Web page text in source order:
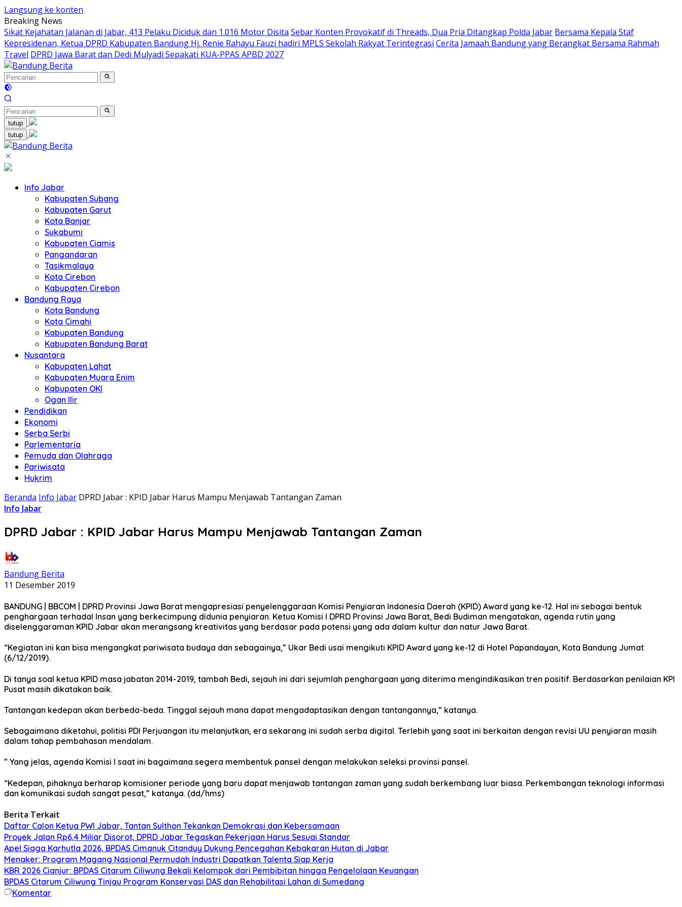
Langsung ke konten
Breaking News
Sikat Kejahatan Jalanan di Jabar, 413 Pelaku Diciduk dan 1.016 Motor Disita Sebar Konten Provokatif di Threads, Dua Pria Ditangkap Polda Jabar Bersama Kepala Staf
Kepresidenan, Ketua DPRD Kabupaten Bandung Hj. Renie Rahayu Fauzi hadiri MPLS Sekolah Rakyat Terintegrasi Cerita Jamaah Bandung yang Berangkat Bersama Rahmah
Travel DPRD Jawa Barat dan Dedi Mulyadi Sepakati KUA-PPAS APBD 2027
tutup
tutup
Info Jabar
Kabupaten Subang
Kabupaten Garut
Kota Banjar
Sukabumi
Kabupaten Ciamis
Pangandaran
Tasikmalaya
Kota Cirebon
Kabupaten Cirebon
Bandung Raya
Kota Bandung
Kota Cimahi
Kabupaten Bandung
Kabupaten Bandung Barat
Nusantara
Kabupaten Lahat
Kabupaten Muara Enim
Kabupaten OKI
Ogan Ilir
Pendidikan
Ekonomi
Serba Serbi
Parlementaria
Pemuda dan Olahraga
Pariwisata
Hukrim
Beranda Info Jabar DPRD Jabar : KPID Jabar Harus Mampu Menjawab Tantangan Zaman
Info Jabar
DPRD Jabar : KPID Jabar Harus Mampu Menjawab Tantangan Zaman
Bandung Berita
11 Desember 2019
BANDUNG | BBCOM | DPRD Provinsi Jawa Barat mengapresiasi penyelenggaraan Komisi Penyiaran Indonesia Daerah (KPID) Award yang ke-12. Hal ini sebagai bentuk
penghargaan terhadal Insan yang berkecimpung didunia penyiaran. Ketua Komisi I DPRD Provinsi Jawa Barat, Bedi Budiman mengatakan, agenda rutin yang
diselenggaraman KPID Jabar akan merangsang kreativitas yang berdasar pada potensi yang ada dalam kultur dan natur Jawa Barat.
“Kegiatan ini kan bisa mengangkat pariwisata budaya dan sebagainya,” Ukar Bedi usai mengikuti KPID Award yang ke-12 di Hotel Papandayan, Kota Bandung Jumat
(6/12/2019).
Di tanya soal ketua KPID masa jabatan 2014-2019, tambah Bedi, sejauh ini dari sejumlah penghargaan yang diterima mengindikasikan tren positif. Berdasarkan penilaian KPI
Pusat masih dikatakan baik.
Tantangan kedepan akan berbeda-beda. Tinggal sejauh mana dapat mengadaptasikan dengan tantangannya,” katanya.
Sebagaimana diketahui, politisi PDI Perjuangan itu melanjutkan, era sekarang ini sudah serba digital. Terlebih yang saat ini berkaitan dengan revisi UU penyiaran masih
dalam tahap pembahasan mendalam.
” Yang jelas, agenda Komisi I saat ini bagaimana segera membentuk pansel dengan melakukan seleksi provinsi pansel.
“Kedepan, pihaknya berharap komisioner periode yang baru dapat menjawab tantangan zaman yang sudah berkembang luar biasa. Perkembangan teknologi informasi
dan komunikasi sudah sangat pesat,” katanya. (dd/hms)
Berita Terkait
Daftar Calon Ketua PWI Jabar, Tantan Sulthon Tekankan Demokrasi dan Kebersamaan
Proyek Jalan Rp6,4 Miliar Disorot, DPRD Jabar Tegaskan Pekerjaan Harus Sesuai Standar
Apel Siaga Karhutla 2026, BPDAS Cimanuk Citanduy Dukung Pencegahan Kebakaran Hutan di Jabar
Menaker: Program Magang Nasional Permudah Industri Dapatkan Talenta Siap Kerja
KBR 2026 Cianjur: BPDAS Citarum Ciliwung Bekali Kelompok dari Pembibitan hingga Pengelolaan Keuangan
BPDAS Citarum Ciliwung Tinjau Program Konservasi DAS dan Rehabilitasi Lahan di Sumedang
Komentar